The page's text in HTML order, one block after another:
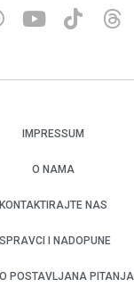
IMPRESSUM
O NAMA
KONTAKTIRAJTE NAS
I NADOPUNE
POSTAVLJANA PITANJA